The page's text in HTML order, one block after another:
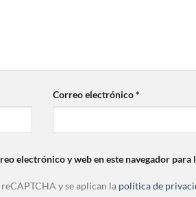
Correo electrónico*
electrónico y web en este navegador para
y se aplican la política de